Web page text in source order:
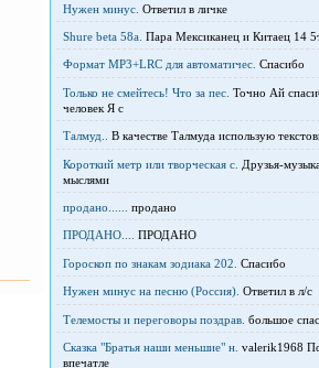
Нужен минус. Ответил в личке
Shure beta 58а. Пара Мексиканец и Китаец 14
Формат MP3+LRC для автоматичес. Спасибо
Только не смейтесь! Что за пес. Точно Ай
человек Я с
Талмуд.. В качестве Талмуда использую
Короткий метр или творческая с. Друзья-
мыслями
продано...... продано
ПРОДАНО.... ПРОДАНО
Гороскоп по знакам зодиака 202. Спасибо
Нужен минус на песню (Россия). Ответил в л/с
Телемосты и переговоры поздрав. большое
Сказка "Братья наши меньшие" н. valerik1968
впечатле